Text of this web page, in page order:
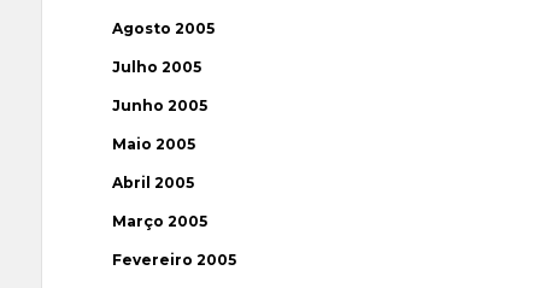
Agosto 2005
Julho 2005
Junho 2005
Maio 2005
Abril 2005
Março 2005
Fevereiro 2005